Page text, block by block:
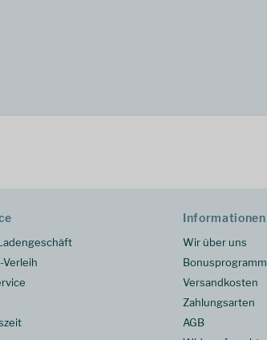
Informationen
Wir über uns
Bonusprogramm
Versandkosten
Zahlungsarten
AGB